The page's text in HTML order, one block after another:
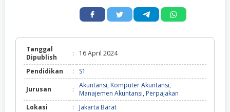
Tanggal
Dipublish
: 16 April 2024
Pendidikan : S1
Jurusan : Akuntansi, Komputer Akuntansi,
Manajemen Akuntansi, Perpajakan
Lokasi
:
Jakarta Barat